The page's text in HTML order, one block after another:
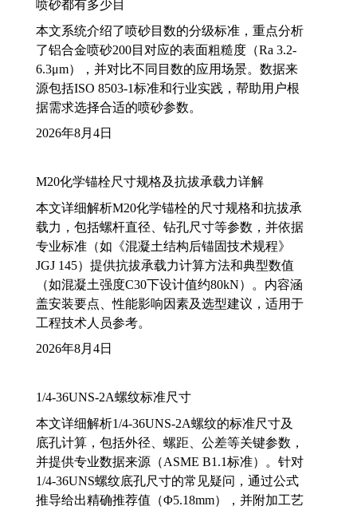
喷砂都有多少目
本文系统介绍了喷砂目数的分级标准，重点分析
了铝合金喷砂200目对应的表面粗糙度（Ra 3.2-
6.3μm），并对比不同目数的应用场景。数据来
源包括ISO 8503-1标准和行业实践，帮助用户根
据需求选择合适的喷砂参数。
2026年8月4日
M20化学锚栓尺寸规格及抗拔承载力详解
本文详细解析M20化学锚栓的尺寸规格和抗拔承
载力，包括螺杆直径、钻孔尺寸等参数，并依据
专业标准（如《混凝土结构后锚固技术规程》
JGJ 145）提供抗拔承载力计算方法和典型数值
（如混凝土强度C30下设计值约80kN）。内容涵
盖安装要点、性能影响因素及选型建议，适用于
工程技术人员参考。
2026年8月4日
1/4-36UNS-2A螺纹标准尺寸
本文详细解析1/4-36UNS-2A螺纹的标准尺寸及
底孔计算，包括外径、螺距、公差等关键参数，
并提供专业数据来源（ASME B1.1标准）。针对
1/4-36UNS螺纹底孔尺寸的常见疑问，通过公式
推导给出精确推荐值（Φ5.18mm），并附加工艺